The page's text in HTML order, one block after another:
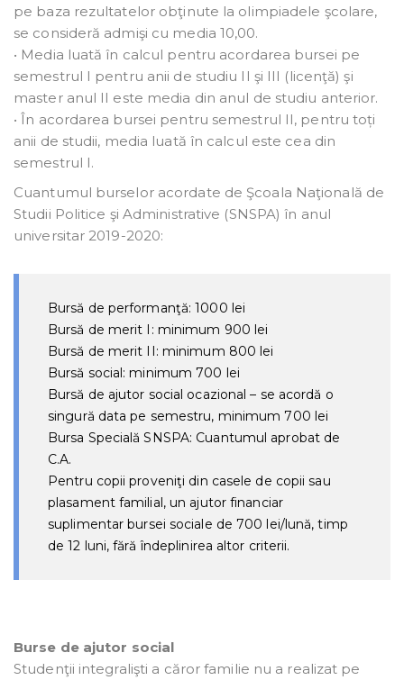
pe baza rezultatelor obţinute la olimpiadele şcolare,
se consideră admişi cu media 10,00.
• Media luată în calcul pentru acordarea bursei pe
semestrul I pentru anii de studiu II şi III (licenţă) şi
master anul II este media din anul de studiu anterior.
• În acordarea bursei pentru semestrul II, pentru toți
anii de studii, media luată în calcul este cea din
semestrul I.
Cuantumul burselor acordate de Şcoala Naţională de
Studii Politice şi Administrative (SNSPA) în anul
universitar 2019-2020:
Bursă de performanţă: 1000 lei
Bursă de merit I: minimum 900 lei
Bursă de merit II: minimum 800 lei
Bursă social: minimum 700 lei
Bursă de ajutor social ocazional – se acordă o
singură data pe semestru, minimum 700 lei
Bursa Specială SNSPA: Cuantumul aprobat de
C.A.
Pentru copii proveniţi din casele de copii sau
plasament familial, un ajutor financiar
suplimentar bursei sociale de 700 lei/lună, timp
de 12 luni, fără îndeplinirea altor criterii.
Burse de ajutor social
Studenţii integralişti a căror familie nu a realizat pe